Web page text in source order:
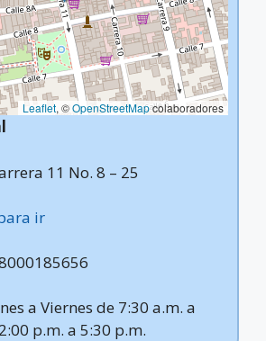
Leaflet, ©OpenStreetMapcolaboradores
11 No. 8 – 25
ir
a Viernes de 7:30 a.m. a
p.m. a 5:30 p.m.